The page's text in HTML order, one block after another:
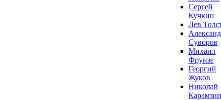
Сергей
Кучкин
Лев
Суворов
Михаил
Фрунзе
Георгий
Жуков
Николай
Карамзин